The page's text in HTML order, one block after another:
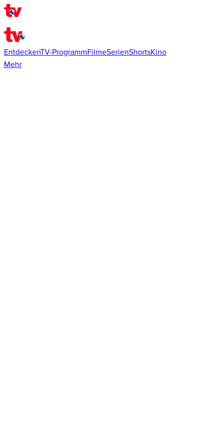
EntdeckenTV-ProgrammFilmeSerienShortsKino
Mehr